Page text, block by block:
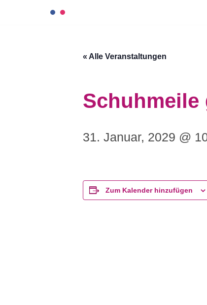
« Alle Veranstaltungen
Schuhmeile
31. Januar, 2029 @
Zum Kalender hinzufügen